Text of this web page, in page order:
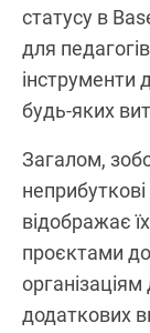
статусу в
для
інструменти
будь-яких
Загалом,
неприбуткові
відображає
проєктами
організаціям
додаткових